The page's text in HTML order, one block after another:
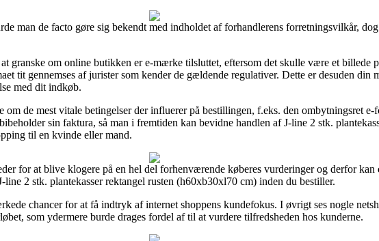
man de facto gøre sig bekendt med indholdet af forhandlerens forretningsvilkår,
granske om online butikken er e-mærke tilsluttet, eftersom det skulle være et billede
tit gennemses af jurister som kender de gældende regulativer. Dette er desuden din
med dit indkøb.
om de mest vitale betingelser der influerer på bestillingen, f.eks. den ombytningsret e-
sin faktura, så man i fremtiden kan bevidne handlen af J-line 2 stk.
til en kvinde eller mand.
for at blive klogere på en hel del forhenværende køberes vurderinger og derfor
line 2 stk. plantekasser rektangel rusten (h60xb30xl70 cm) inden du bestiller.
chancer for at få indtryk af internet shoppens kundefokus. I øvrigt ses nogle
som ydermere burde drages fordel af til at vurdere tilfredsheden hos kunderne.